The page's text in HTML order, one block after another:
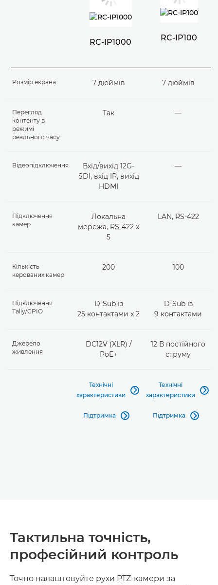
RC-IP1000 RC-IP100
Розмір екрана 7 дюймів 7 дюймів
Перегляд
контенту в
режимі
реального часу
Так —
Відеопідключення
Вхід/вихід 12G-
SDI, вхід IP, вихід
HDMI
—
Підключення
камер
Локальна
мережа, RS-422 x
5
LAN, RS-422
Кількість
керованих камер
200 100
Підключення
Tally/GPIO
D-Sub із
25 контактами x 2
D-Sub із
9 контактами
Джерело
живлення
DC12V (XLR) /
PoE+
12 В постійного
струму
Технічні
характеристики

Підтримка 
Технічні
характеристики

Підтримка 
Тактильна точність,
професійний контроль
Точно налаштовуйте рухи PTZ-камери за